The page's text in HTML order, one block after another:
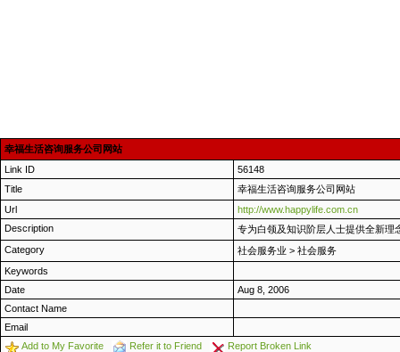
幸福生活咨询服务公司网站
Link ID
56148
Title
幸福生活咨询服务公司网站
Url
http://www.happylife.com.cn
Description
专为白领及知识阶层人士提供全新理
Category
社会服务业 > 社会服务
Keywords
Date
Aug 8, 2006
Contact Name
Email
Add to My Favorite
Refer it to Friend Report Broken Link